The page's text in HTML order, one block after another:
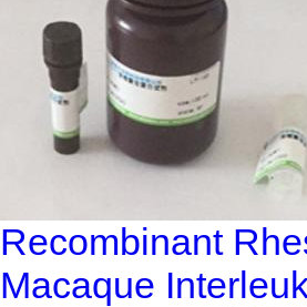
Recombinant
Macaque